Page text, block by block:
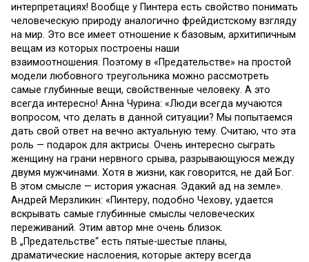
интерпретациях! Вообще у Пинтера есть свойство понимать
человеческую природу аналогично фрейдистскому взгляду
на мир. Это все имеет отношение к базовым, архитипичным
вещам из которых построены наши
взаимоотношения. Поэтому в «Предательстве» на простой
модели любовного треугольника можно рассмотреть
самые глубинные вещи, свойственные человеку. А это
всегда интересно! Анна Чурина: «Люди всегда мучаются
вопросом, что делать в данной ситуации? Мы попытаемся
дать свой ответ на вечно актуальную тему. Считаю, что эта
роль — подарок для актрисы. Очень интересно сыграть
женщину на грани нервного срыва, разрывающуюся между
двумя мужчинами. Хотя в жизни, как говорится, не дай Бог.
В этом смысле — история ужасная. Эдакий ад на земле».
Андрей Мерзликин: «Пинтеру, подобно Чехову, удается
вскрывать самые глубинные смыслы человеческих
переживаний. Этим автор мне очень близок.
В „Предательстве“ есть пятые-шестые планы,
драматические наслоения, которые актеру всегда